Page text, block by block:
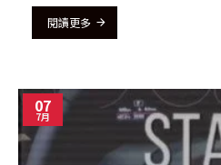
閱讀更多
07
7月